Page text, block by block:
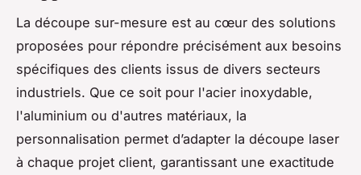
La découpe sur-mesure est au cœur des solutions
proposées pour répondre précisément aux besoins
spécifiques des clients issus de divers secteurs
industriels. Que ce soit pour l'acier inoxydable,
l'aluminium ou d'autres matériaux, la
personnalisation permet d’adapter la découpe laser
à chaque projet client, garantissant une exactitude